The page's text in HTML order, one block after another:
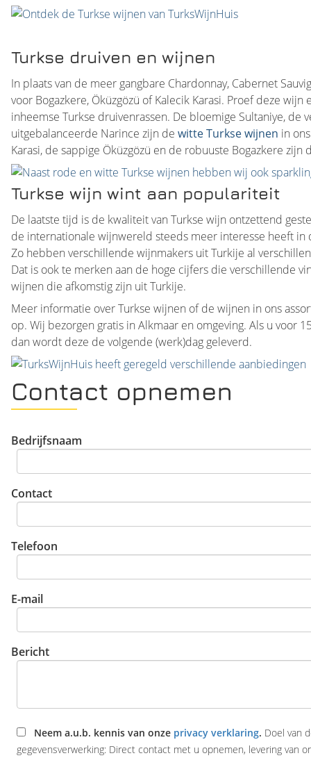
Turkse druiven en wijnen
In plaats van de meer gangbare Chardonnay, Cabernet
voor Bogazkere, Öküzgözü of Kalecik Karasi. Proef deze
inheemse Turkse druivenrassen. De bloemige Sultaniye, de
uitgebalanceerde Narince zijn de witte Turkse wijnen in
Karasi, de sappige Öküzgözü en de robuuste Bogazkere zijn
Turkse wijn wint aan populariteit
De laatste tijd is de kwaliteit van Turkse wijn ontzettend
de internationale wijnwereld steeds meer interesse heeft in
Zo hebben verschillende wijnmakers uit Turkije al
Dat is ook te merken aan de hoge cijfers die verschillende
wijnen die afkomstig zijn uit Turkije.
Meer informatie over Turkse wijnen of de wijnen in ons
op. Wij bezorgen gratis in Alkmaar en omgeving. Als u voor
dan wordt deze de volgende (werk)dag geleverd.
Contact opnemen
Bedrijfsnaam
Contact
Telefoon
E-mail
Bericht
Neem a.u.b. kennis van onze privacy verklaring. Doel van
gegevensverwerking: Direct contact met u opnemen, levering van